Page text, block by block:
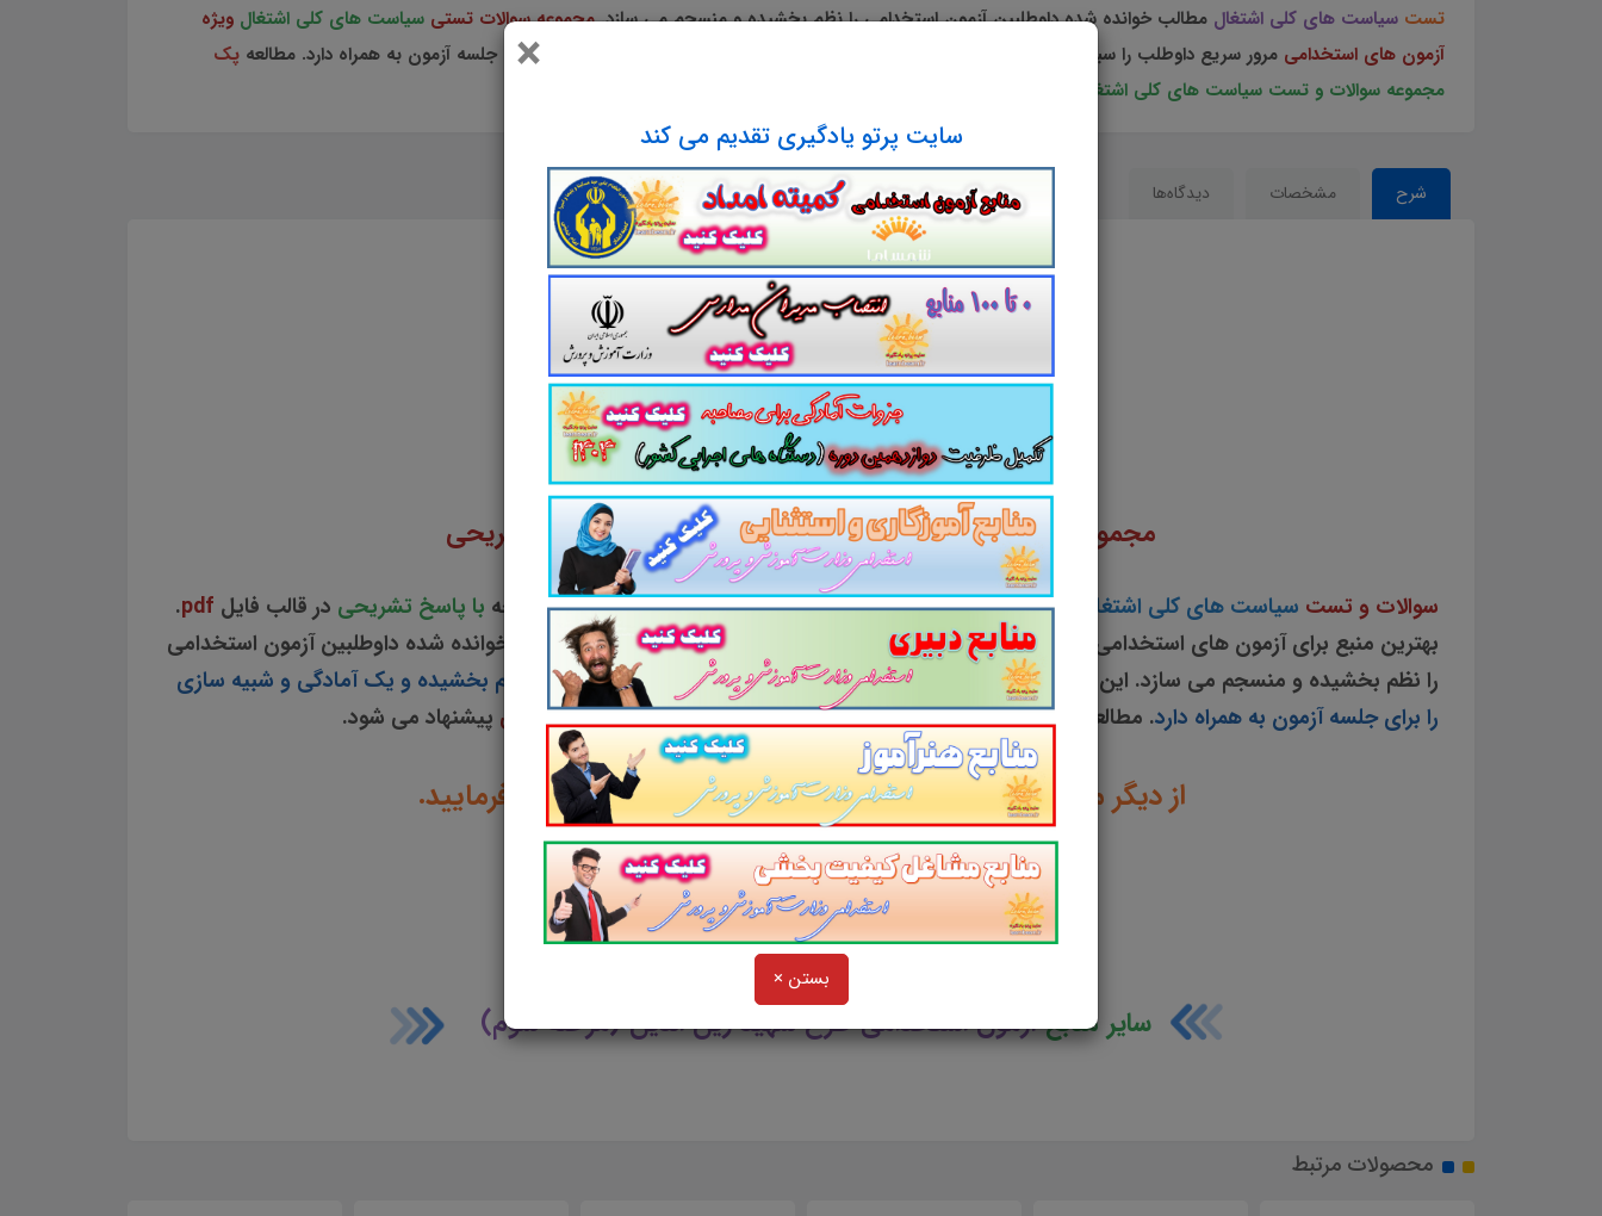
×
سایت پرتو یادگیری تقدیم می کند
بستن ×
تست سیاست های کلی اشتغال مطالب خوانده شده داوطلبین آزمون استخدامی را نظم بخشیده و منسجم می سازد.مجموعه سوالات تستی سیاست های کلی اشتغال ویژه
آزمون های استخدامی مرور سریع داوطلب را سبب می شود و آگاهی های وی را نظم بخشیده و یک آمادگی و شبیه سازی را برای جلسه آزمون به همراه دارد. مطالعه پک
مجموعه سوالات و تست سیاست های کلی اشتغال
شرح مشخصات دیدگاه‌ها
سوالات و تستسیاست های کلی اشتغال
ویژه آزمون های استخدامی کشور
سوالات و تست سیاست های کلی اشتغال جزوه سوالات تستی سیاست های کلی اشتغال مجموعه سوالات تستی سیاست های کلی اشتغال دانلود مجموعه سوالات چهار جوابی سیاست های کلی اشتغال دانلود سوالات چهار گزینه ای سیاست های کلی اشتغال سوالات سیاست های کلی اشتغال دانلود رایگان سوالات تستی سیاست های کلی
مجموعه سوالات و تستسیاست های کلی اشتغال با پاسخ تشریحی
سوالات و تست سیاست های کلی اشتغال سوالاتسیاست های کلی اشتغالشامل20سوال تستی در10 صفحه با پاسخ تشریحی در قالب فایل pdf
.
بهترین منبع برای آزمون های استخدامی می باشد.مجموعه سوالات تستی سیاست های کلی اشتغالمطالب خوانده شده داوطلبین آزمون استخدامی
را نظم بخشیده و منسجم می سازد. این مجموعهمرور سریع داوطلب را سبب می شود و آگاهی های وی را
نظم بخشیده و یک آمادگی و شبیه سازی
را برای جلسه آزمون به همراه دارد. مطالعه این منبع برای همه داوطلبین شرکت کننده درآزمون های استخدامی پیشنهاد می شود.
از دیگر منابع آزمون استخدامی در سایت پرتو یادگیری دیدن فرمایید.
و
در یک نمای کلی:لینک ورود به
سایر منابعآزمون استخدامی طرح شهید زین الدین (مرحله سوم)
محصولات مرتبط